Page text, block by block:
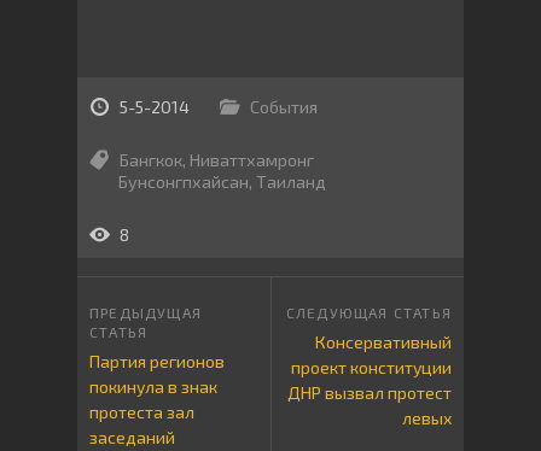
5-5-2014 События
Бангкок, Ниваттхамронг
Бунсонгпхайсан, Таиланд
8
Партия регионов
покинула в знак
протеста зал
заседаний
Консервативный
проект конституции
ДНР вызвал протест
левых